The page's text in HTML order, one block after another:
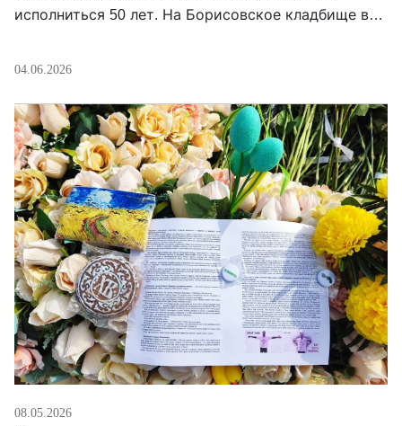
исполниться 50 лет. На Борисовское кладбище в
портреты погибшего в колонии политика. В
родители Навального — Анатолий и Людмила. По
данным SOTAvision, весь день на кладбище
дежурили люди в гражданском: они снимали
пришедших […]
04.06.2026
08.05.2026